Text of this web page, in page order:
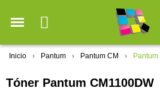
Inicio Pantum Pantum CM
Tóner Pantum CM1100DW